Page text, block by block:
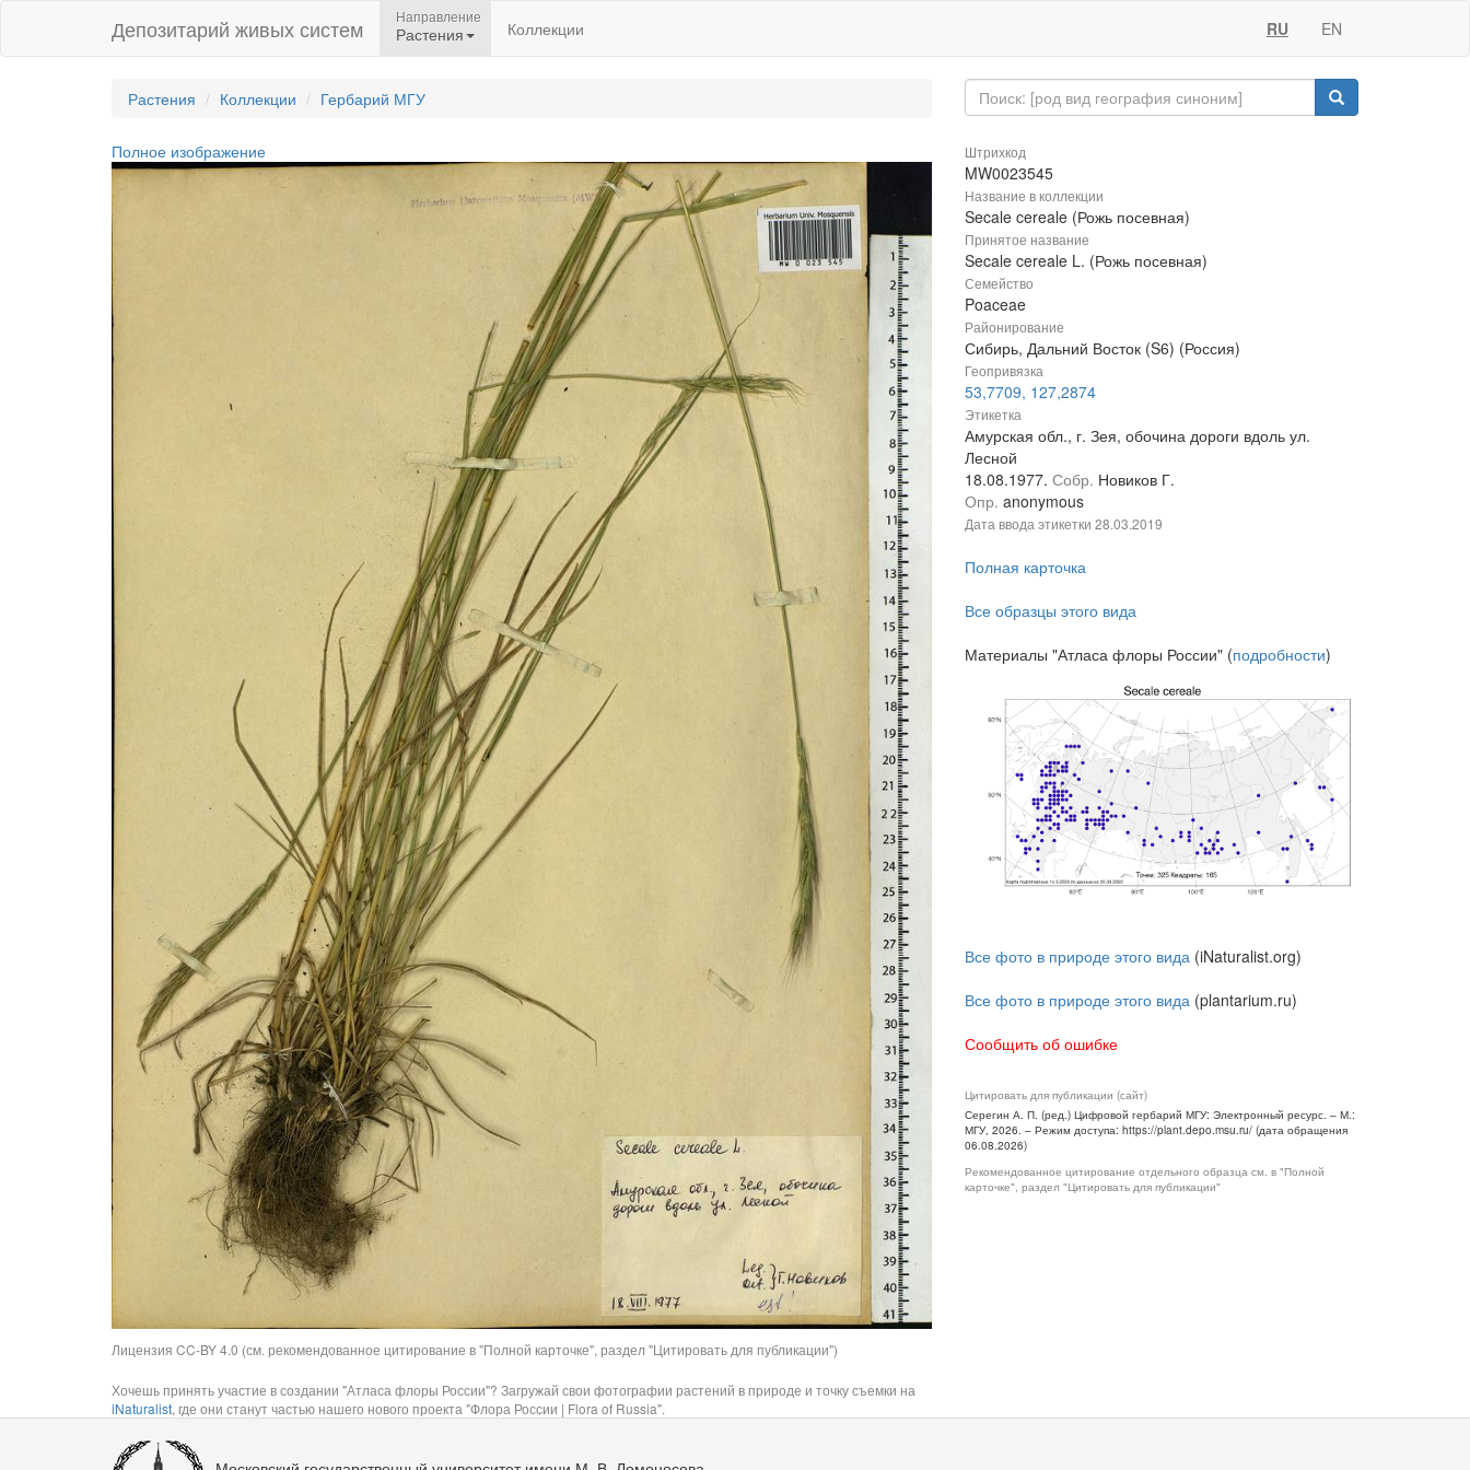
Депозитарий живых систем Направление
Растения Коллекции RU EN
Растения Коллекции Гербарий МГУ
Полное изображение
Лицензия CC-BY 4.0 (см. рекомендованное цитирование в "Полной карточке", раздел "Цитировать для публикации")
Хочешь принять участие в создании "Атласа флоры России"? Загружай свои фотографии растений в природе и точку съемки на
iNaturalist, где они станут частью нашего нового проекта "Флора России | Flora of Russia".
Штрихкод
MW0023545
Название в коллекции
Secale cereale (Рожь посевная)
Принятое название
Secale cereale L. (Рожь посевная)
Семейство
Poaceae
Районирование
Сибирь, Дальний Восток (S6) (Россия)
Геопривязка
53,7709, 127,2874
Этикетка
Амурская обл., г. Зея, обочина дороги вдоль ул.
Лесной
18.08.1977. Собр. Новиков Г.
Опр. anonymous
Дата ввода этикетки 28.03.2019
Полная карточка
Все образцы этого вида
Материалы "Атласа флоры России" (подробности)
Все фото в природе этого вида (iNaturalist.org)
Все фото в природе этого вида (plantarium.ru)
Сообщить об ошибке
Цитировать для публикации (сайт)
Серегин А. П. (ред.) Цифровой гербарий МГУ: Электронный ресурс. – М.:
МГУ, 2026. – Режим доступа: https://plant.depo.msu.ru/ (дата обращения
06.08.2026)
Рекомендованное цитирование отдельного образца см. в "Полной
карточке", раздел "Цитировать для публикации"